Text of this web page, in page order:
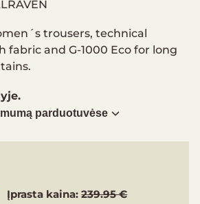
trousers, technical
fabric and G-1000 Eco for long
parduotuvėse
Įprasta kaina:239.95 €